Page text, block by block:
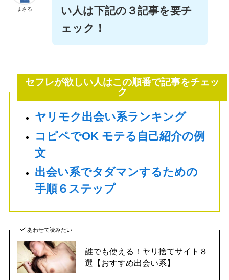
まさる
い人は下記の３記事を要チ
ェック！
セフレが欲しい人はこの順番で記事をチェッ
ク
ヤリモク出会い系ランキング
コピペでOK モテる自己紹介の例
文
出会い系でタダマンするための
手順６ステップ
あわせて読みたい
誰でも使える！ヤリ捨てサイト８
選【おすすめ出会い系】